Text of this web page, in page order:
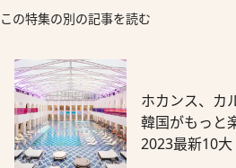
この特集の別の記事を読む
ホカンス、カ
韓国がもっと
2023最新10大